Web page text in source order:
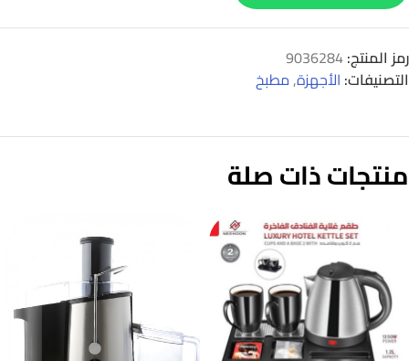
رمز المنتج:9036284
التصنيفات: الأجهزة,مطبخ
منتجات ذات صلة